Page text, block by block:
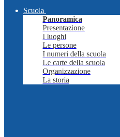
Scuola
Panoramica
Presentazione
I luoghi
Le persone
I numeri della scuola
Le carte della scuola
Organizzazione
La storia